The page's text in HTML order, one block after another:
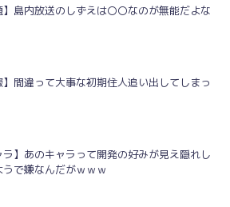
】島内放送のしずえは〇〇なのが無能だよな
】間違って大事な初期住人追い出してしまっ
ラ】あのキャラって開発の好みが見え隠れし
うで嫌なんだがｗｗｗ